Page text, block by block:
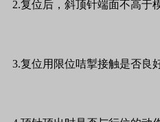
2.复位后，斜顶针端面不高于
3.复位用限位咭掣接触是否良